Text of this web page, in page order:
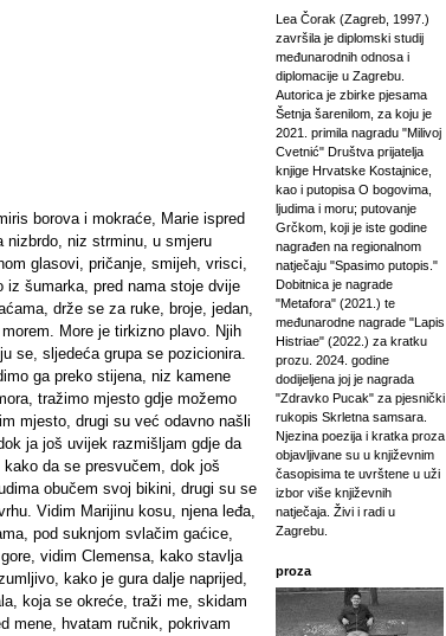
borova i mokraće, Marie ispred
nizbrdo, niz strminu, u smjeru
glasovi, pričanje, smijeh, vrisci,
iz šumarka, pred nama stoje dvije
drže se za ruke, broje, jedan,
More je tirkizno plavo. Njih
se, sljedeća grupa se pozicionira.
ga preko stijena, niz kamene
tražimo mjesto gdje možemo
mjesto, drugi su već odavno našli
ja još uvijek razmišljam gdje da
da se presvučem, dok još
obučem svoj bikini, drugi su se
Vidim Marijinu kosu, njena leđa,
pod suknjom svlačim gaćice,
vidim Clemensa, kako stavlja
kako je gura dalje naprijed,
koja se okreće, traži me, skidam
mene, hvatam ručnik, pokrivam
Lea Čorak (Zagreb, 1997.)
završila je diplomski studij
međunarodnih odnosa i
diplomacije u Zagrebu.
Autorica je zbirke pjesama
Šetnja šarenilom, za koju je
2021. primila nagradu "Milivoj
Cvetnić" Društva prijatelja
knjige Hrvatske Kostajnice,
kao i putopisa O bogovima,
ljudima i moru; putovanje
Grčkom, koji je iste godine
nagrađen na regionalnom
natječaju "Spasimo putopis."
Dobitnica je nagrade
"Metafora" (2021.) te
međunarodne nagrade "Lapis
Histriae" (2022.) za kratku
prozu. 2024. godine
dodijeljena joj je nagrada
"Zdravko Pucak" za pjesnički
rukopis Skrletna samsara.
Njezina poezija i kratka proza
objavljivane su u književnim
časopisima te uvrštene u uži
izbor više književnih
natječaja. Živi i radi u
Zagrebu.
proza